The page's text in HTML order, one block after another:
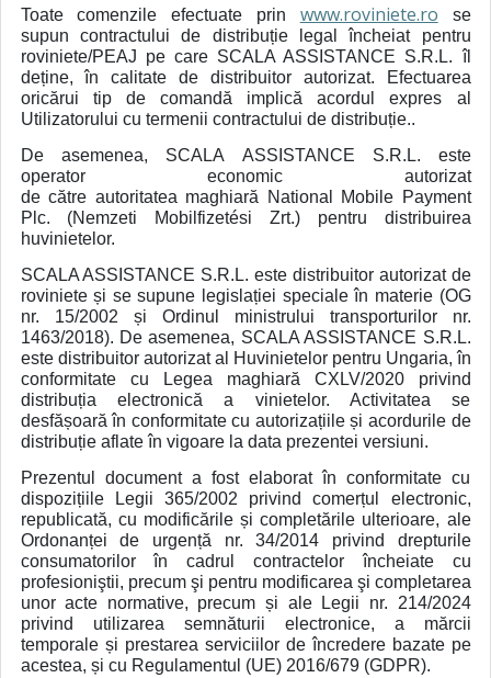
Toate comenzile efectuate prin www.roviniete.ro se
supun contractului de distribuție legal încheiat pentru
roviniete/PEAJ pe care SCALA ASSISTANCE S.R.L. îl
deține, în calitate de distribuitor autorizat. Efectuarea
oricărui tip de comandă implică acordul expres al
Utilizatorului cu termenii contractului de distribuție..
De asemenea, SCALA ASSISTANCE S.R.L. este
operator economic autorizat
de către autoritatea maghiară National Mobile Payment
Plc. (Nemzeti Mobilfizetési Zrt.) pentru distribuirea
huvinietelor.
SCALA ASSISTANCE S.R.L. este distribuitor autorizat de
roviniete și se supune legislației speciale în materie (OG
nr. 15/2002 și Ordinul ministrului transporturilor nr.
1463/2018). De asemenea, SCALA ASSISTANCE S.R.L.
este distribuitor autorizat al Huvinietelor pentru Ungaria, în
conformitate cu Legea maghiară CXLV/2020 privind
distribuția electronică a vinietelor. Activitatea se
desfășoară în conformitate cu autorizațiile și acordurile de
distribuție aflate în vigoare la data prezentei versiuni.
Prezentul document a fost elaborat în conformitate cu
dispozițiile Legii 365/2002 privind comerțul electronic,
republicată, cu modificările și completările ulterioare, ale
Ordonanței de urgență nr. 34/2014 privind drepturile
consumatorilor în cadrul contractelor încheiate cu
profesioniştii, precum şi pentru modificarea şi completarea
unor acte normative, precum și ale Legii nr. 214/2024
privind utilizarea semnăturii electronice, a mărcii
temporale și prestarea serviciilor de încredere bazate pe
acestea, și cu Regulamentul (UE) 2016/679 (GDPR).